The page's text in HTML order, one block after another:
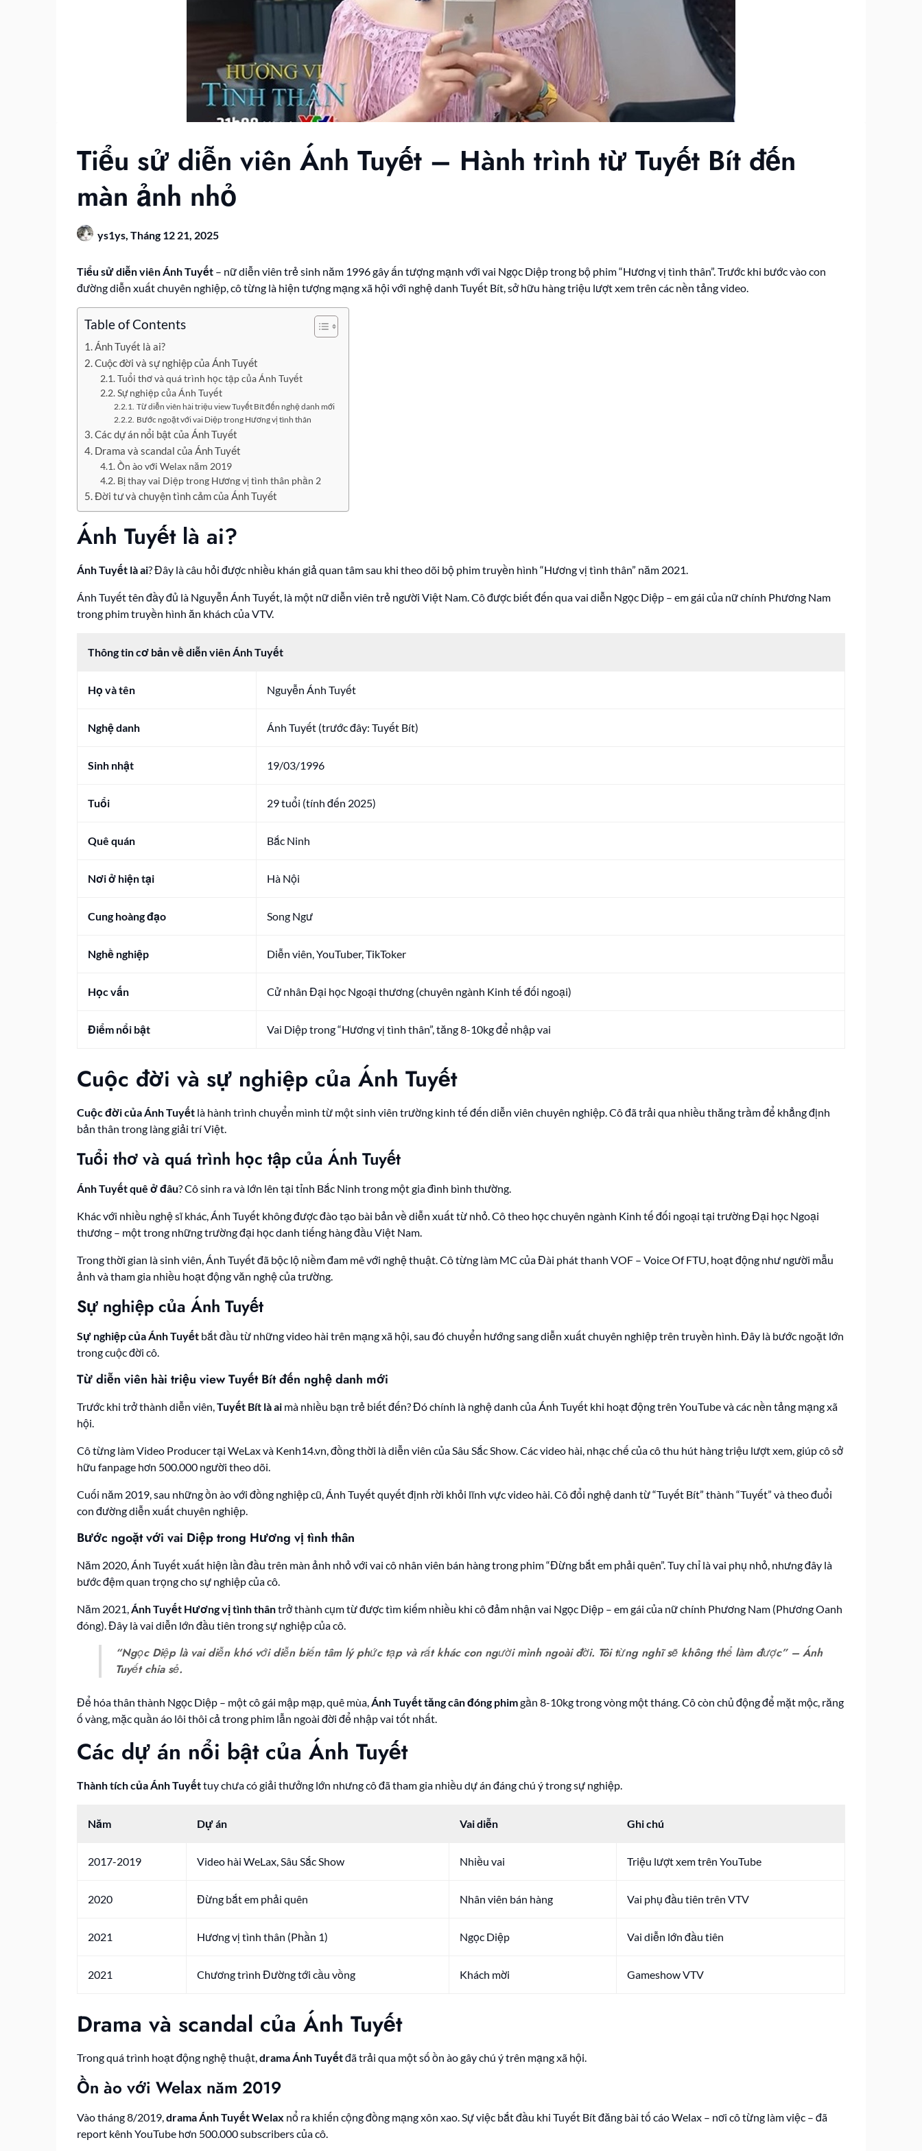
Tiểu sử diễn viên Ánh Tuyết – Hành trình từ Tuyết Bít đến
màn ảnh nhỏ
ys1ys, Tháng 12 21, 2025
Tiểu sử diễn viên Ánh Tuyết – nữ diễn viên trẻ sinh năm 1996 gây ấn tượng mạnh với vai Ngọc Diệp trong bộ phim “Hương vị tình thân”. Trước khi bước vào con
đường diễn xuất chuyên nghiệp, cô từng là hiện tượng mạng xã hội với nghệ danh Tuyết Bít, sở hữu hàng triệu lượt xem trên các nền tảng video.
Table of Contents
Ánh Tuyết là ai?
Cuộc đời và sự nghiệp của Ánh Tuyết
Tuổi thơ và quá trình học tập của Ánh Tuyết
Sự nghiệp của Ánh Tuyết
Từ diễn viên hài triệu view Tuyết Bít đến nghệ danh mới
Bước ngoặt với vai Diệp trong Hương vị tình thân
Các dự án nổi bật của Ánh Tuyết
Drama và scandal của Ánh Tuyết
Ồn ào với Welax năm 2019
Bị thay vai Diệp trong Hương vị tình thân phần 2
Đời tư và chuyện tình cảm của Ánh Tuyết
Ánh Tuyết là ai?
Ánh Tuyết là ai? Đây là câu hỏi được nhiều khán giả quan tâm sau khi theo dõi bộ phim truyền hình “Hương vị tình thân” năm 2021.
Ánh Tuyết tên đầy đủ là Nguyễn Ánh Tuyết, là một nữ diễn viên trẻ người Việt Nam. Cô được biết đến qua vai diễn Ngọc Diệp – em gái của nữ chính Phương Nam
trong phim truyền hình ăn khách của VTV.
Thông tin cơ bản về diễn viên Ánh Tuyết
Họ và tên Nguyễn Ánh Tuyết
Nghệ danh Ánh Tuyết (trước đây: Tuyết Bít)
Sinh nhật 19/03/1996
Tuổi 29 tuổi (tính đến 2025)
Quê quán Bắc Ninh
Nơi ở hiện tại Hà Nội
Cung hoàng đạo Song Ngư
Nghề nghiệp Diễn viên, YouTuber, TikToker
Học vấn Cử nhân Đại học Ngoại thương (chuyên ngành Kinh tế đối ngoại)
Điểm nổi bật Vai Diệp trong “Hương vị tình thân”, tăng 8-10kg để nhập vai
Cuộc đời và sự nghiệp của Ánh Tuyết
Cuộc đời của Ánh Tuyết là hành trình chuyển mình từ một sinh viên trường kinh tế đến diễn viên chuyên nghiệp. Cô đã trải qua nhiều thăng trầm để khẳng định
bản thân trong làng giải trí Việt.
Tuổi thơ và quá trình học tập của Ánh Tuyết
Ánh Tuyết quê ở đâu? Cô sinh ra và lớn lên tại tỉnh Bắc Ninh trong một gia đình bình thường.
Khác với nhiều nghệ sĩ khác, Ánh Tuyết không được đào tạo bài bản về diễn xuất từ nhỏ. Cô theo học chuyên ngành Kinh tế đối ngoại tại trường Đại học Ngoại
thương – một trong những trường đại học danh tiếng hàng đầu Việt Nam.
Trong thời gian là sinh viên, Ánh Tuyết đã bộc lộ niềm đam mê với nghệ thuật. Cô từng làm MC của Đài phát thanh VOF – Voice Of FTU, hoạt động như người mẫu
ảnh và tham gia nhiều hoạt động văn nghệ của trường.
Sự nghiệp của Ánh Tuyết
Sự nghiệp của Ánh Tuyết bắt đầu từ những video hài trên mạng xã hội, sau đó chuyển hướng sang diễn xuất chuyên nghiệp trên truyền hình. Đây là bước ngoặt lớn
trong cuộc đời cô.
Từ diễn viên hài triệu view Tuyết Bít đến nghệ danh mới
Trước khi trở thành diễn viên,Tuyết Bít là ai mà nhiều bạn trẻ biết đến? Đó chính là nghệ danh của Ánh Tuyết khi hoạt động trên YouTube và các nền tảng mạng xã
hội.
Cô từng làm Video Producer tại WeLax và Kenh14.vn, đồng thời là diễn viên của Sâu Sắc Show. Các video hài, nhạc chế của cô thu hút hàng triệu lượt xem, giúp cô sở
hữu fanpage hơn 500.000 người theo dõi.
Cuối năm 2019, sau những ồn ào với đồng nghiệp cũ, Ánh Tuyết quyết định rời khỏi lĩnh vực video hài. Cô đổi nghệ danh từ “Tuyết Bít” thành “Tuyết” và theo đuổi
con đường diễn xuất chuyên nghiệp.
Bước ngoặt với vai Diệp trong Hương vị tình thân
Năm 2020, Ánh Tuyết xuất hiện lần đầu trên màn ảnh nhỏ với vai cô nhân viên bán hàng trong phim “Đừng bắt em phải quên”. Tuy chỉ là vai phụ nhỏ, nhưng đây là
bước đệm quan trọng cho sự nghiệp của cô.
Năm 2021,Ánh Tuyết Hương vị tình thântrở thành cụm từ được tìm kiếm nhiều khi cô đảm nhận vai Ngọc Diệp – em gái của nữ chính Phương Nam (Phương Oanh
đóng). Đây là vai diễn lớn đầu tiên trong sự nghiệp của cô.
“Ngọc Diệp là vai diễn khó với diễn biến tâm lý phức tạp và rất khác con người mình ngoài đời. Tôi từng nghĩ sẽ không thể làm được” – Ánh
Tuyết chia sẻ.
Để hóa thân thành Ngọc Diệp – một cô gái mập mạp, quê mùa,Ánh Tuyết tăng cân đóng phimgần 8-10kg trong vòng một tháng. Cô còn chủ động để mặt mộc, răng
ố vàng, mặc quần áo lôi thôi cả trong phim lẫn ngoài đời để nhập vai tốt nhất.
Các dự án nổi bật của Ánh Tuyết
Thành tích của Ánh Tuyếttuy chưa có giải thưởng lớn nhưng cô đã tham gia nhiều dự án đáng chú ý trong sự nghiệp.
Năm Dự án Vai diễn Ghi chú
2017-2019 Video hài WeLax, Sâu Sắc Show Nhiều vai Triệu lượt xem trên YouTube
2020 Đừng bắt em phải quên Nhân viên bán hàng Vai phụ đầu tiên trên VTV
2021 Hương vị tình thân (Phần 1) Ngọc Diệp Vai diễn lớn đầu tiên
2021 Chương trình Đường tới cầu vồng Khách mời Gameshow VTV
Drama và scandal của Ánh Tuyết
Trong quá trình hoạt động nghệ thuật,drama Ánh Tuyếtđã trải qua một số ồn ào gây chú ý trên mạng xã hội.
Ồn ào với Welax năm 2019
Vào tháng 8/2019,drama Ánh Tuyết Welax nổ ra khiến cộng đồng mạng xôn xao. Sự việc bắt đầu khi Tuyết Bít đăng bài tố cáo Welax – nơi cô từng làm việc – đã
report kênh YouTube hơn 500.000 subscribers của cô.